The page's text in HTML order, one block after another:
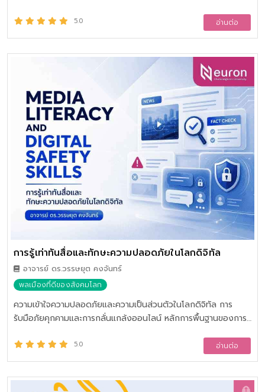
วิพากษ์ในการซื้อสินค้าออนไลน์ การค้นหา เปรียบเทียบ และประเมิน
ข้อมูลสินค้า ร้านค้า และผู้ขาย การวิเคราะห์รีวิวและความน่าเชื่อถือของ
เท่าทันกลโกงออนไลน์ รวมถึงการเก็บรวบรวมหลักฐานและดำเนินการ
ตามกระบวนการทางกฎหมายเมื่อเกิดความเสียหาย การเป็นผู้ประกอบ
การดิจิทัลเบื้องต้น การเลือกแพลตฟอร์ม การสร้างร้านค้าออนไลน์
การพัฒนาแบรนด์ การสื่อสารข้อมูลสินค้าอย่างโปร่งใส การบริการ
ลูกค้า และแนวคิดพื้นฐานด้านการตลาดดิจิทัล พร้อมทั้งเรียนรู้
กฎหมายคุ้มครองผู้บริโภคออนไลน์ขั้นพื้นฐาน กฎหมายสำหรับการเป็น
ผู้ประกอบการดิจิทัล
5.0 อ่านต่อ
การรู้เท่าทันสื่อและทักษะความปลอดภัยในโลกดิจิทัล
อาจารย์ ดร.วรรษยุต คงจันทร์
พลเมืองที่ดีของสังคมโลก
ความเข้าใจความปลอดภัยและความเป็นส่วนตัวในโลกดิจิทัล การ
รับมือภัยคุกคามและการกลั่นแกล้งออนไลน์ หลักการพื้นฐานของการรู้
การประเมินคุณค่าและรู้เท่าทันข่าวปลอม การรู้เท่าทันโฆษณาชวนเชื่อ
และเทคนิคการโน้มน้าว การจัดการสื่อและทักษะความปลอดภัยขั้นสูง
รอยเท้าดิจิทัล (Digital Footprint) ความเป็นส่วนตัว (Privacy) และ
5.0 อ่านต่อ